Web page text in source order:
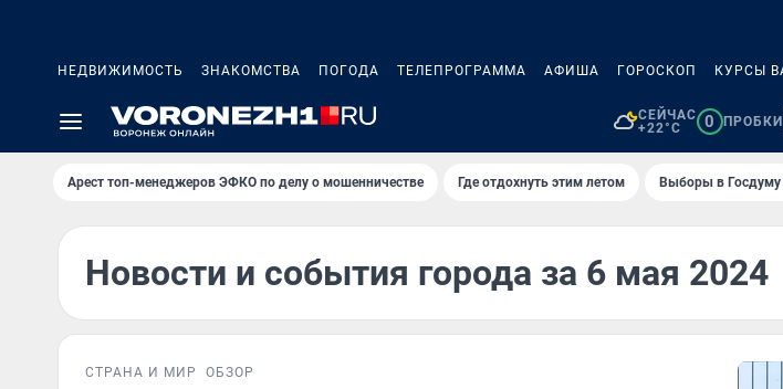
НЕДВИЖИМОСТЬ ЗНАКОМСТВА ПОГОДА ТЕЛЕПРОГРАММА АФИША ГОРОСКОП КУРСЫ
СЕЙЧАС
+22°C
0 ПРОБКИ
Арест топ-менеджеров ЭФКО по делу о мошенничестве Где отдохнуть этим летом Выборы в Госдуму
Новости и события города за 6 мая 2024
СТРАНА И МИР ОБЗОР